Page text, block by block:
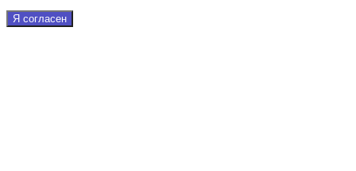
Я согласен